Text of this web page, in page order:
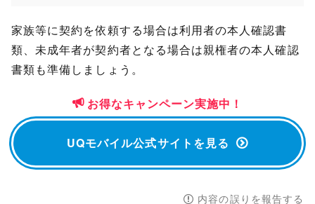
家族等に契約を依頼する場合は利用者の本人確認書
類、未成年者が契約者となる場合は親権者の本人確認
書類も準備しましょう。
お得なキャンペーン実施中！
UQモバイル公式サイトを見る
内容の誤りを報告する